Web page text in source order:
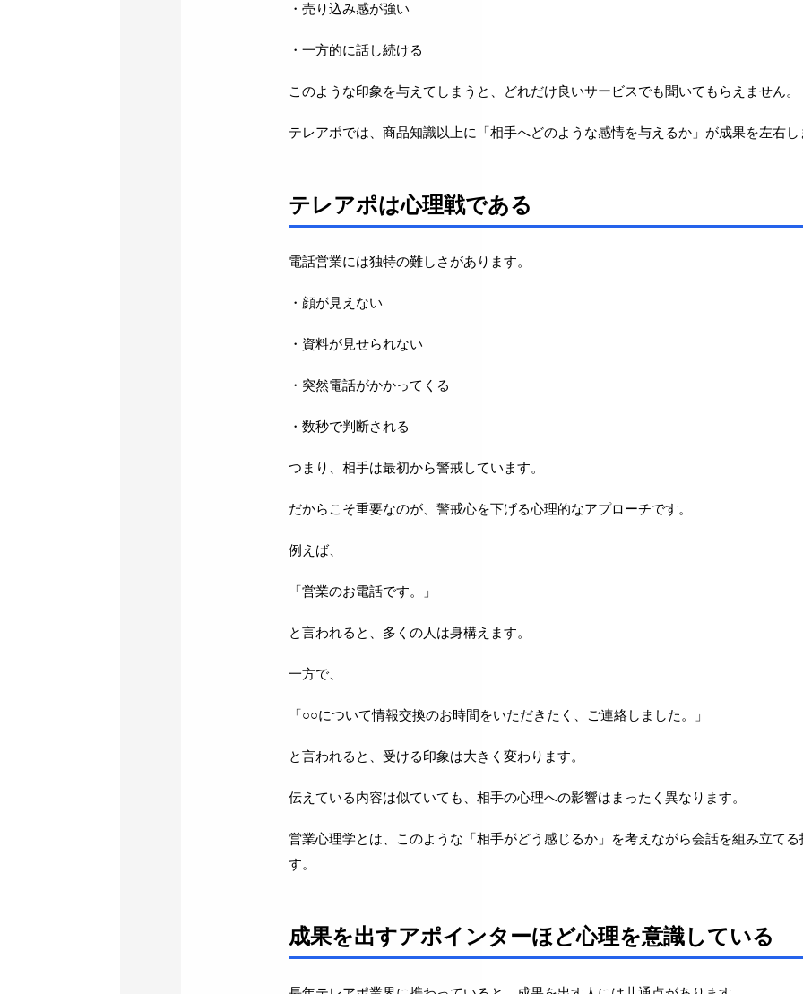
・売り込み感が強い
・一方的に話し続ける
このような印象を与えてしまうと、どれだけ良いサービスでも聞いてもらえません。
テレアポでは、商品知識以上に「相手へどのような感情を与えるか」が成果を左右し
テレアポは心理戦である
電話営業には独特の難しさがあります。
・顔が見えない
・資料が見せられない
・突然電話がかかってくる
・数秒で判断される
つまり、相手は最初から警戒しています。
だからこそ重要なのが、警戒心を下げる心理的なアプローチです。
例えば、
「営業のお電話です。」
と言われると、多くの人は身構えます。
一方で、
「○○について情報交換のお時間をいただきたく、ご連絡しました。」
と言われると、受ける印象は大きく変わります。
伝えている内容は似ていても、相手の心理への影響はまったく異なります。
営業心理学とは、このような「相手がどう感じるか」を考えながら会話を組み立て
す。
成果を出すアポインターほど心理を意識している